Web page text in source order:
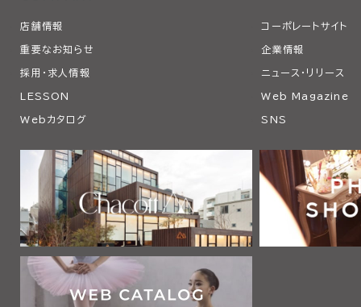
店舗情報 コーポレートサイト
重要なお知らせ 企業情報
採用・求人情報 ニュース・リリース
LESSON Web Magazine
Webカタログ SNS